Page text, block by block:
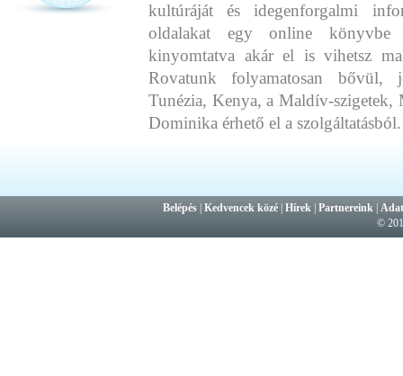
kultúráját és idegenforgalmi
oldalakat egy online könyvbe
kinyomtatva akár el is vihetsz
Rovatunk folyamatosan bővül,
Tunézia, Kenya, a Maldív-
Dominika érhető el a szolgáltatásból.
Belépés |Kedvencek közé |Hírek |Partnereink |
©